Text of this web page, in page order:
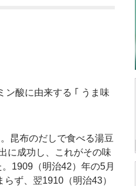
ン酸に由来する ｢ うま味
昆布のだしで食べる湯豆
に成功し、これがその味
1909（明治42）年の5月
ず、翌1910（明治43）